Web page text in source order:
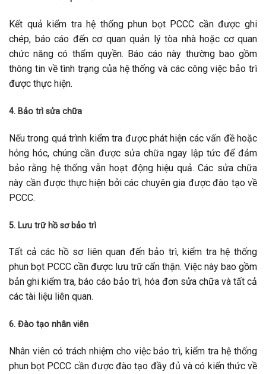
Kết quả kiểm tra hệ thống phun bọt PCCC cần được ghi
chép, báo cáo đến cơ quan quản lý tòa nhà hoặc cơ quan
chức năng có thẩm quyền. Báo cáo này thường bao gồm
thông tin về tình trạng của hệ thống và các công việc bảo trì
được thực hiện.
4. Bảo trì sửa chữa
Nếu trong quá trình kiểm tra được phát hiện các vấn đề hoặc
hỏng hóc, chúng cần được sửa chữa ngay lập tức để đảm
bảo rằng hệ thống vẫn hoạt động hiệu quả. Các sửa chữa
này cần được thực hiện bởi các chuyên gia được đào tạo về
PCCC.
5. Lưu trữ hồ sơ bảo trì
Tất cả các hồ sơ liên quan đến bảo trì, kiểm tra hệ thống
phun bọt PCCC cần được lưu trữ cẩn thận. Việc này bao gồm
bản ghi kiểm tra, báo cáo bảo trì, hóa đơn sửa chữa và tất cả
các tài liệu liên quan.
6. Đào tạo nhân viên
Nhân viên có trách nhiệm cho việc bảo trì, kiểm tra hệ thống
phun bọt PCCC cần được đào tạo đầy đủ và có kiến thức về